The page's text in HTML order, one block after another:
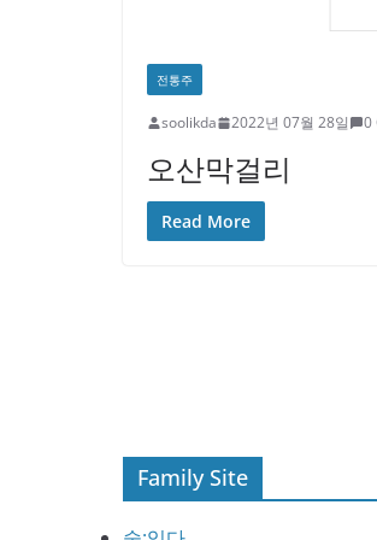
전통주
soolikda 2022년 07월 28일 0
오산막걸리
Read More
Family Site